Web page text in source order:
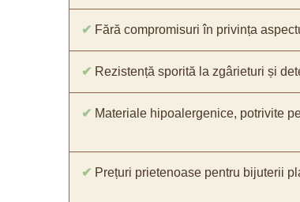
✔ Fără compromisuri în privința
✔ Rezistență sporită la zgârieturi și
✔ Materiale hipoalergenice, potrivite
✔ Prețuri prietenoase pentru bijuterii